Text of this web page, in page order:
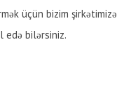
üçün bizim şirkətimizə
edə bilərsiniz.